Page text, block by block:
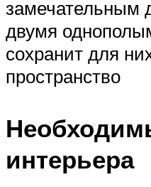
замечательным
двумя
сохранит для
пространство
интерьера